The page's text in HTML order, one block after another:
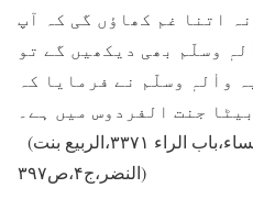
اتنا غم کھاؤں گی کہ آپ
وسلّم بھی دیکھیں گے تو
واٰلہٖ وسلّم نے فرمایا کہ
جنت الفردوس میں ہے۔
(الاستیعاب ،باب النساء،باب الراء ۳۳۷۱،الربیع بنت
النضر،ج۴،ص۳۹۷)